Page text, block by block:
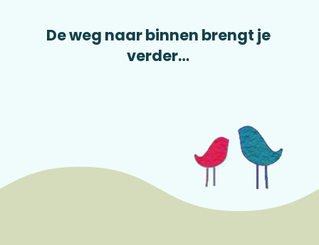
De weg naar binnen brengt je
verder…